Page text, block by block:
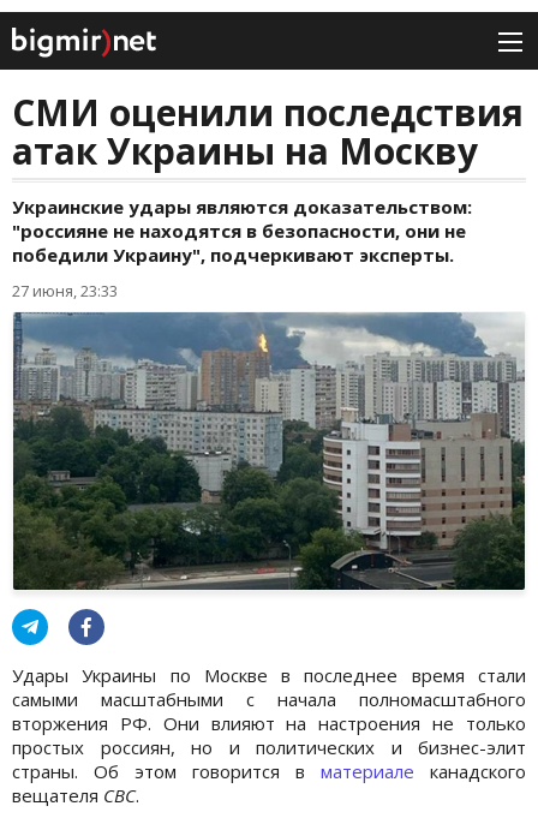
СМИ оценили последствия
атак Украины на Москву
Украинские удары являются доказательством:
"россияне не находятся в безопасности, они не
победили Украину", подчеркивают эксперты.
27 июня, 23:33
Удары Украины по Москве в последнее время стали
самыми масштабными с начала полномасштабного
вторжения РФ. Они влияют на настроения не только
простых россиян, но и политических и бизнес-элит
страны. Об этом говорится в материале канадского
вещателя CBC.